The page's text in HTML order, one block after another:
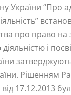
України “Про
про право на
і
Рішенням
17.12.2013